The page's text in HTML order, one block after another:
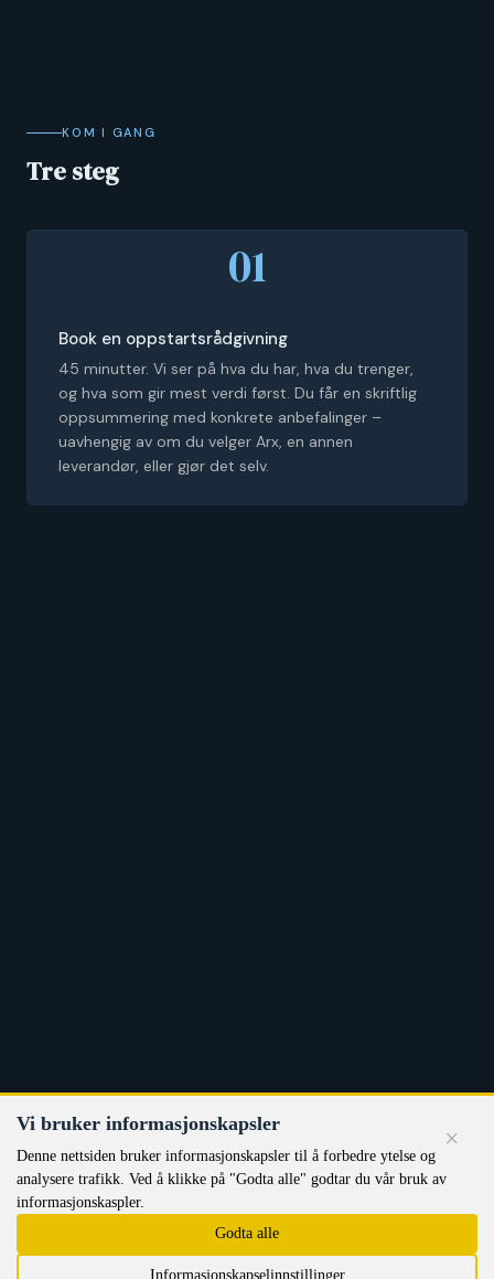
KOM I GANG
Tre steg
01
Book en oppstartsrådgivning
45 minutter. Vi ser på hva du har, hva du trenger,
og hva som gir mest verdi først. Du får en skriftlig
oppsummering med konkrete anbefalinger –
uavhengig av om du velger Arx, en annen
leverandør, eller gjør det selv.
×
Vi bruker informasjonskapsler
Denne nettsiden bruker informasjonskapsler til å forbedre ytelse og
analysere trafikk. Ved å klikke på "Godta alle" godtar du vår bruk av
informasjonskaspler.
Godta alle
Informasjonskapselinnstillinger